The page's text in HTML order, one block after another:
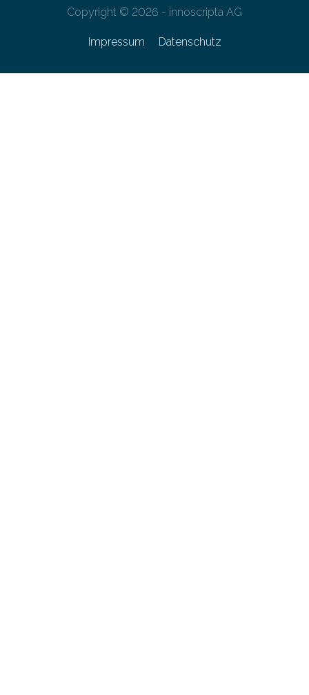
Copyright © 2026 - innoscripta AG
Impressum Datenschutz